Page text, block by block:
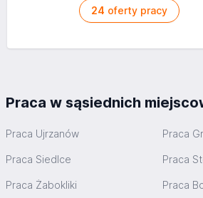
24 oferty pracy
Praca w sąsiednich
Praca Ujrzanów Praca
Praca Siedlce Praca
Praca Żabokliki Praca